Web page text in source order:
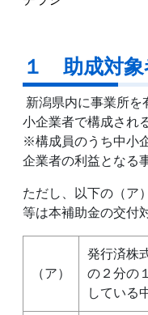
１ 助成対象
新潟県内に事業所を
小企業者で構成され
※構成員のうち中小
企業者の利益となる
ただし、以下の（ア
等は本補助金の交付
（ア）
発行済株
の２分の
している